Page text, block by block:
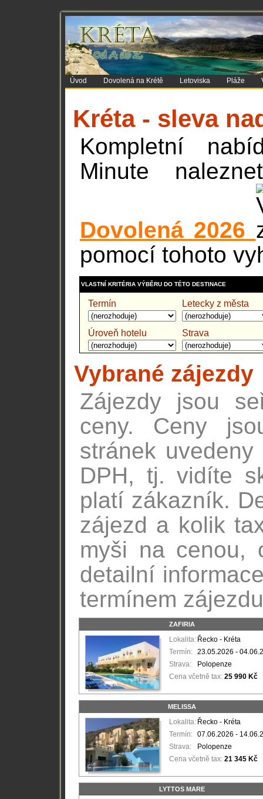
Úvod Dovolená na Krétě Letoviska Pláže
Kréta - sleva
Kompletní
Minute
Dovolená 2026
pomocí tohoto
VLASTNÍ KRITÉRIA VÝBĚRU DO TÉTO DESTINACE
Termín Letecky z města
Úroveň hotelu Strava
Vybrané zájezdy
Zájezdy jsou
ceny. Ceny
stránek
DPH, tj. vidíte
platí zákazník.
zájezd a kolik
myši na cenou,
detailní
termínem
ZAFIRIA
Lokalita: Řecko - Kréta
Termín: 23.05.2026 -
Strava:
Polopenze
Cena včetně tax: 25 990 Kč
MELISSA
Lokalita: Řecko - Kréta
Termín: 07.06.2026 -
Strava:
Polopenze
Cena včetně tax: 21 345 Kč
LYTTOS MARE